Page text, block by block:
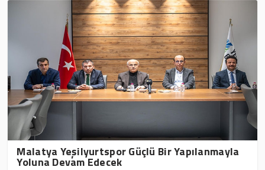
Malatya Yeşilyurtspor Güçlü Bir Yapılanmayla
Yoluna Devam Edecek